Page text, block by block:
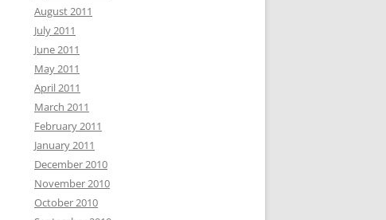
August 2011
July 2011
June 2011
May 2011
April 2011
March 2011
February 2011
January 2011
December 2010
November 2010
October 2010